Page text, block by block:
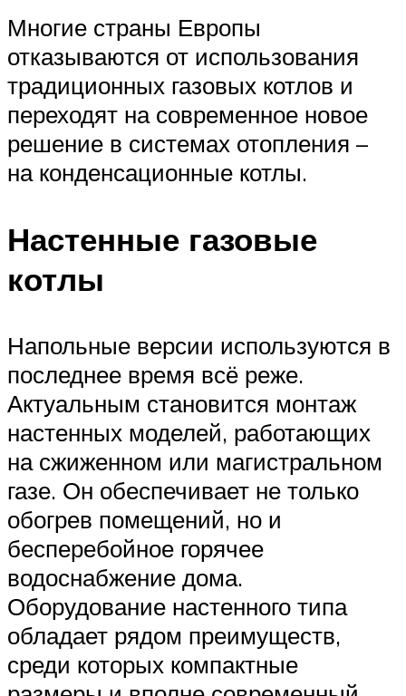
Многие страны Европы
отказываются от использования
традиционных газовых котлов и
переходят на современное новое
решение в системах отопления –
на конденсационные котлы.
Настенные газовые
котлы
Напольные версии используются в
последнее время всё реже.
Актуальным становится монтаж
настенных моделей, работающих
на сжиженном или магистральном
газе. Он обеспечивает не только
обогрев помещений, но и
бесперебойное горячее
водоснабжение дома.
Оборудование настенного типа
обладает рядом преимуществ,
среди которых компактные